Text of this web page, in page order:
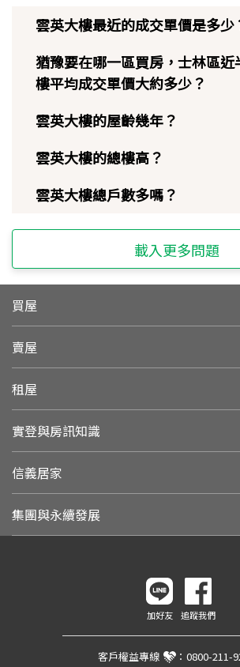
雲英大樓最近的成交單價是多少
猶豫要在哪一區買房，士林區近
樓平均成交單價大約多少？
雲英大樓的屋齡幾年？
雲英大樓的總樓高？
雲英大樓總戶數多嗎？
載入更多問題
買屋
賣屋
租屋
實登與房訊知識
信義居家
集團與永續發展
加好友 追蹤我們
客戶權益專線 ： 0800-211-